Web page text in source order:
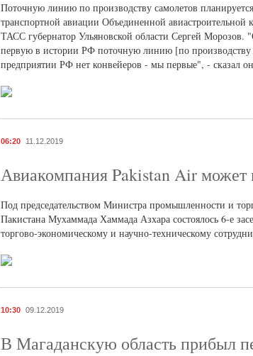
Поточную линию по производству самолетов
транспортной авиации Объединенной
ТАСС губернатор Ульяновской области Сергей
первую в истории РФ поточную линию [по
предприятии РФ нет конвейеров - мы первые", - сказал
06:20 11.12.2019
Авиакомпания Pakistan Air может
Под председательством Министра промышленности и
Пакистана Мухаммада Хаммада Азхара состоялось 6-е
торгово-экономическому и научно-техническому
10:30 09.12.2019
В Магаданскую область прибыл